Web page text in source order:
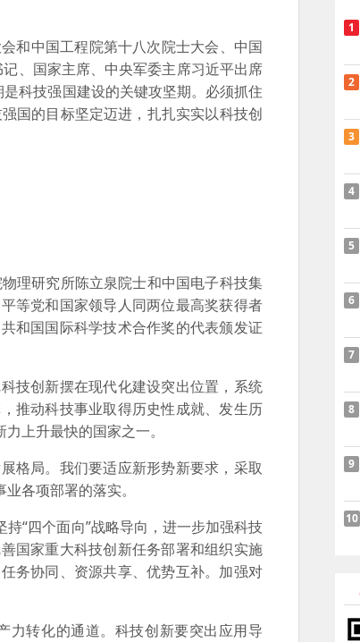
中国工程院第十八次院士大会、中国
、国家主席、中央军委主席习近平出席
科技强国建设的关键攻坚期。必须抓住
国的目标坚定迈进，扎扎实实以科技创
理研究所陈立泉院士和中国电子科技集
等党和国家领导人同两位最高奖获得者
和国国际科学技术合作奖的代表颁发证
技创新摆在现代化建设突出位置，系统
推动科技事业取得历史性成就、发生历
上升最快的国家之一。
局。我们要适应新形势新要求，采取
各项部署的落实。
“四个面向”战略导向，进一步加强科技
国家重大科技创新任务部署和组织实施
务协同、资源共享、优势互补。加强对
转化的通道。科技创新要突出应用导
1
2
3
4
5
6
7
8
9
10